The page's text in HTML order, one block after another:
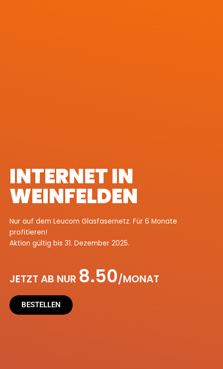
INTERNET IN
WEINFELDEN
Nur auf dem Leucom Glasfasernetz. Für 6 Monate
profitieren!
Aktion gültig bis 31. Dezember 2025.
JETZT AB NUR 8.50/MONAT
BESTELLEN